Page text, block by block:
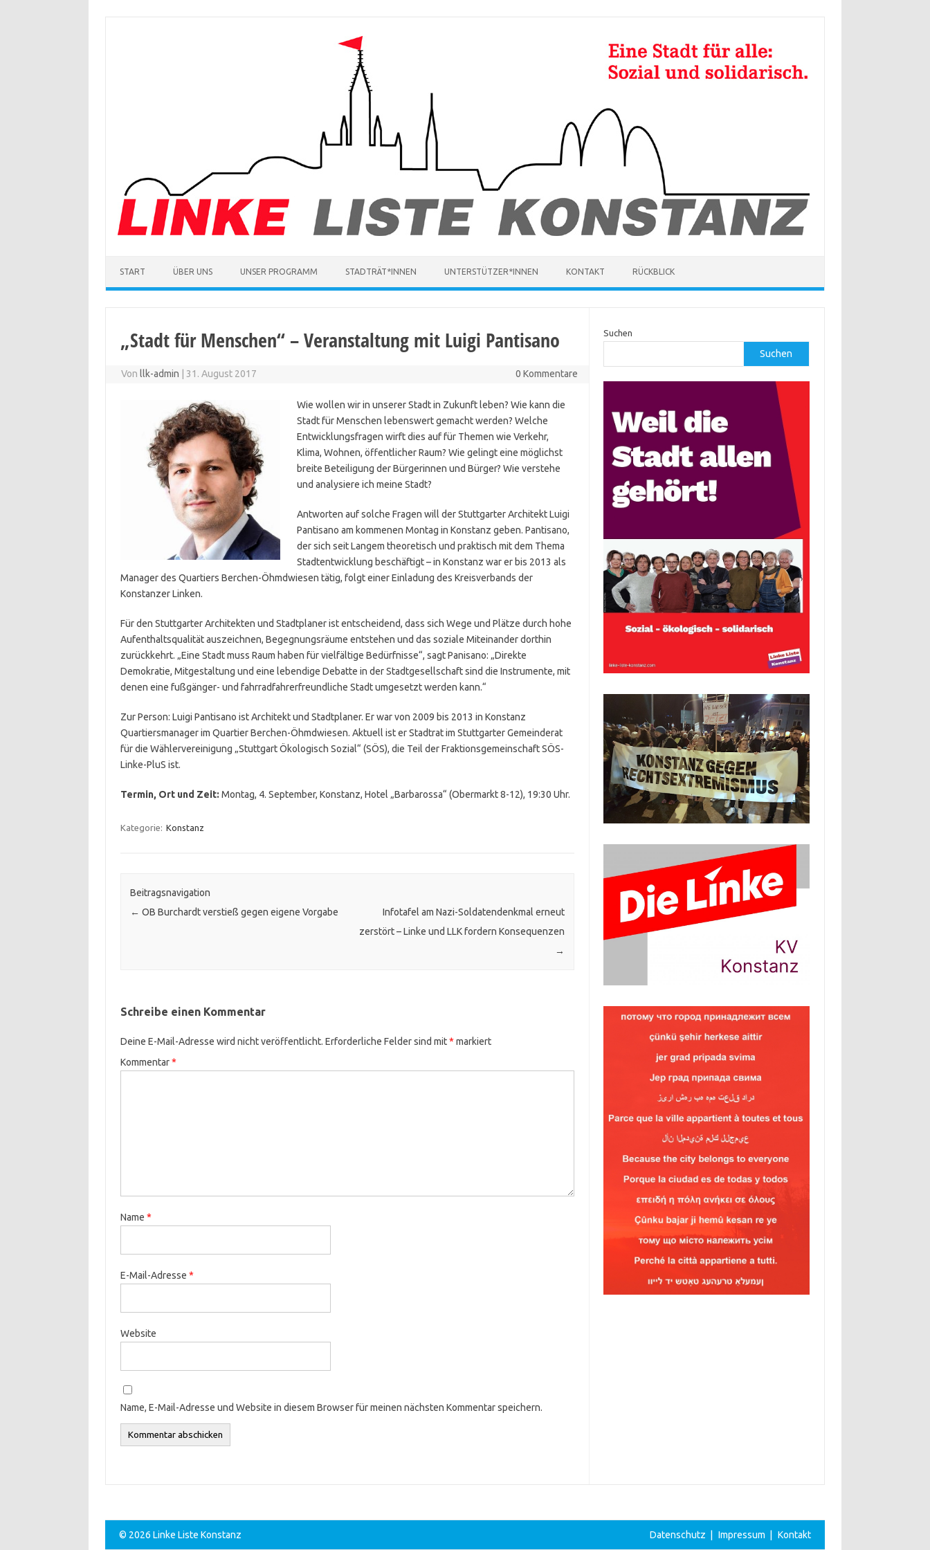
START ÜBER UNS UNSER PROGRAMM STADTRÄT*INNEN UNTERSTÜTZER*INNEN KONTAKT RÜCKBLICK
„Stadt für Menschen“ – Veranstaltung mit Luigi Pantisano
Von llk-admin 31. August 2017 0 Kommentare
Wie wollen wir in unserer Stadt in Zukunft leben? Wie kann die
Stadt für Menschen lebenswert gemacht werden? Welche
Entwicklungsfragen wirft dies auf für Themen wie Verkehr,
Klima, Wohnen, öffentlicher Raum? Wie gelingt eine möglichst
breite Beteiligung der Bürgerinnen und Bürger? Wie verstehe
und analysiere ich meine Stadt?
Antworten auf solche Fragen will der Stuttgarter Architekt Luigi
Pantisano am kommenen Montag in Konstanz geben. Pantisano,
der sich seit Langem theoretisch und praktisch mit dem Thema
Stadtentwicklung beschäftigt – in Konstanz war er bis 2013 als
Manager des Quartiers Berchen-Öhmdwiesen tätig, folgt einer Einladung des Kreisverbands der
Konstanzer Linken.
Für den Stuttgarter Architekten und Stadtplaner ist entscheidend, dass sich Wege und Plätze durch hohe
Aufenthaltsqualität auszeichnen, Begegnungsräume entstehen und das soziale Miteinander dorthin
zurückkehrt. „Eine Stadt muss Raum haben für vielfältige Bedürfnisse“, sagt Panisano: „Direkte
Demokratie, Mitgestaltung und eine lebendige Debatte in der Stadtgesellschaft sind die Instrumente, mit
denen eine fußgänger- und fahrradfahrerfreundliche Stadt umgesetzt werden kann.“
Zur Person: Luigi Pantisano ist Architekt und Stadtplaner. Er war von 2009 bis 2013 in Konstanz
Quartiersmanager im Quartier Berchen-Öhmdwiesen. Aktuell ist er Stadtrat im Stuttgarter Gemeinderat
für die Wählervereinigung „Stuttgart Ökologisch Sozial“ (SÖS), die Teil der Fraktionsgemeinschaft SÖS-
Linke-PluS ist.
Termin, Ort und Zeit: Montag, 4. September, Konstanz, Hotel „Barbarossa“ (Obermarkt 8-12), 19:30 Uhr.
Kategorie: Konstanz
Beitragsnavigation
← OB Burchardt verstieß gegen eigene Vorgabe
Infotafel am Nazi-Soldatendenkmal erneut
zerstört – Linke und LLK fordern Konsequenzen
→
Schreibe einen Kommentar
Deine E-Mail-Adresse wird nicht veröffentlicht. Erforderliche Felder sind mit* markiert
Kommentar*
Name *
E-Mail-Adresse *
Website
Name, E-Mail-Adresse und Website in diesem Browser für meinen nächsten Kommentar speichern.
Suchen
Suchen
© 2026 Linke Liste Konstanz Datenschutz Impressum Kontakt